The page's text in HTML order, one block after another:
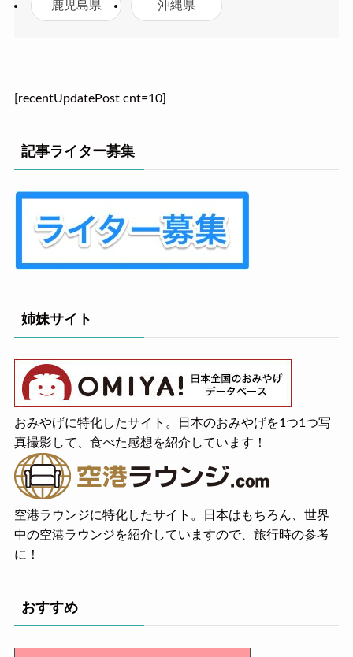
鹿児島県 沖縄県
[recentUpdatePost cnt=10]
記事ライター募集
姉妹サイト
おみやげに特化したサイト。日本のおみやげを1つ1つ写
真撮影して、食べた感想を紹介しています！
空港ラウンジに特化したサイト。日本はもちろん、世界
中の空港ラウンジを紹介していますので、旅行時の参考
に！
おすすめ